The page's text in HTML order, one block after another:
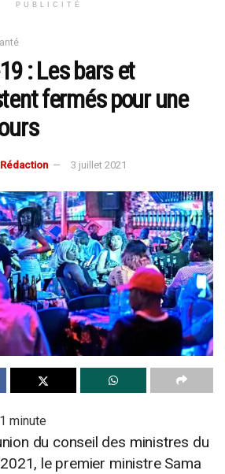
PUBLICITÉ
: Les bars et
fermés pour une
3 juillet 2021
minute
du conseil des ministres du
le premier ministre Sama